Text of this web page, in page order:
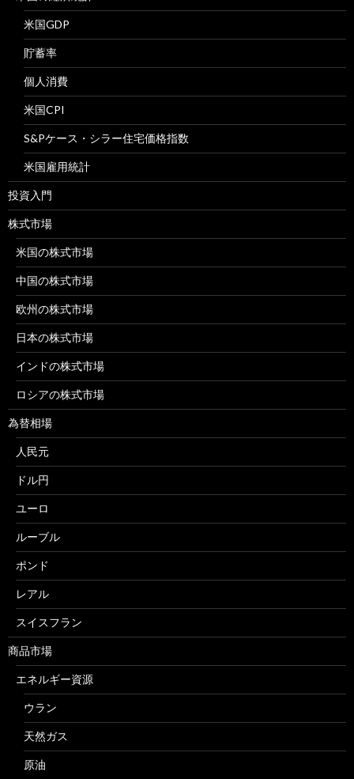
米国GDP
貯蓄率
個人消費
米国CPI
S&Pケース・シラー住宅価格指数
米国雇用統計
投資入門
株式市場
米国の株式市場
中国の株式市場
欧州の株式市場
日本の株式市場
インドの株式市場
ロシアの株式市場
為替相場
人民元
ドル円
ユーロ
ルーブル
ポンド
レアル
スイスフラン
商品市場
エネルギー資源
ウラン
天然ガス
原油